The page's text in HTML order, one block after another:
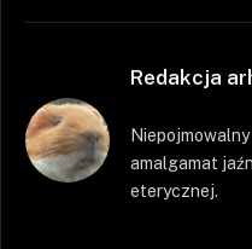
Redakcja
amalgamat
eterycznej.